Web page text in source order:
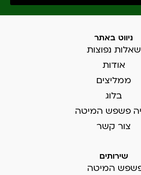
ניווט באתר
שאלות נפוצות
אודות
ממליצים
בלוג
פשפש המיטה
צור קשר
שירותים
המיטה